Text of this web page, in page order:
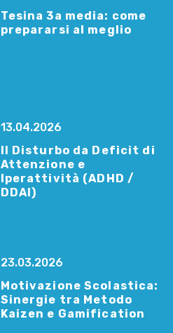
Tesina 3a media: come
prepararsi al meglio
13.04.2026
Il Disturbo da Deficit di
Attenzione e
Iperattività (ADHD /
DDAI)
23.03.2026
Motivazione Scolastica:
Sinergie tra Metodo
Kaizen e Gamification